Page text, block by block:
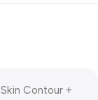
Contour +